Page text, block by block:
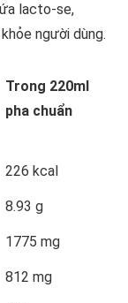
lacto-se,
người dùng.
Trong 220ml
pha chuẩn
226 kcal
8.93 g
1775 mg
812 mg